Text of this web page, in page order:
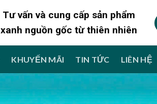
Tư vấn và cung cấp sản phẩm
xanh nguồn gốc từ thiên nhiên
KHUYẾN MÃI TIN TỨC LIÊN HỆ